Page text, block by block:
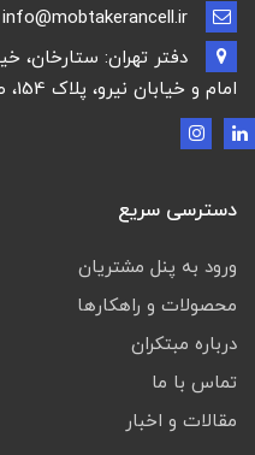
دفتر تهران: ستارخان،
امام و خیابان نیرو، پلاک 154، طبقه 4، واحد 12
دسترسی سریع
ورود به پنل مشتریان
محصولات و راهکارها
درباره مبتکران
تماس با ما
مقالات و اخبار